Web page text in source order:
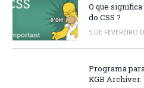
O que
do CSS ?
5 DE FEVEREIRO
Programa
KGB Archiver.